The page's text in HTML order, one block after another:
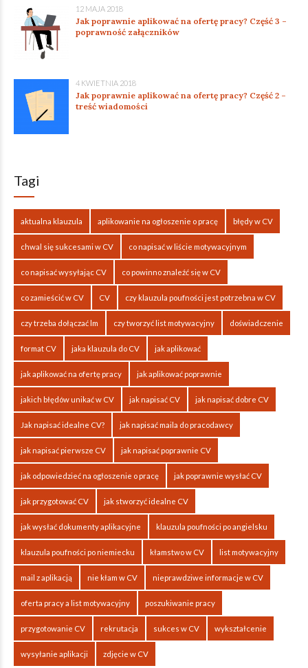
12 MAJA 2018
Jak poprawnie aplikować na ofertę pracy? Część 3 –
poprawność załączników
4 KWIETNIA 2018
Jak poprawnie aplikować na ofertę pracy? Część 2 –
treść wiadomości
Tagi
aktualna klauzula aplikowanie na ogłoszenie o pracę błędy w CV
chwal się sukcesami w CV co napisać w liście motywacyjnym
co napisać wysyłając CV co powinno znaleźć się w CV
co zamieścić w CV CV czy klauzula poufności jest potrzebna w CV
czy trzeba dołączać lm czy tworzyć list motywacyjny doświadczenie
format CV jaka klauzula do CV jak aplikować
jak aplikować na ofertę pracy jak aplikować poprawnie
jakich błędów unikać w CV jak napisać CV jak napisać dobre CV
Jak napisać idealne CV? jak napisać maila do pracodawcy
jak napisać pierwsze CV jak napisać poprawnie CV
jak odpowiedzieć na ogłoszenie o pracę jak poprawnie wysłać CV
jak przygotować CV jak stworzyć idealne CV
jak wysłać dokumenty aplikacyjne klauzula poufności po angielsku
klauzula poufności po niemiecku kłamstwo w CV list motywacyjny
mail z aplikacją nie kłam w CV nieprawdziwe informacje w CV
oferta pracy a list motywacyjny poszukiwanie pracy
przygotowanie CV rekrutacja sukces w CV wykształcenie
wysyłanie aplikacji zdjęcie w CV